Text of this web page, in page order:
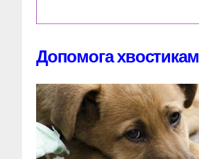
Допомога хвостикам